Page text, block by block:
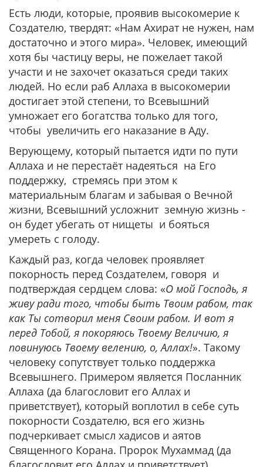
Есть люди, которые, проявив высокомерие к
Создателю, твердят: «Нам Ахират не нужен, нам
достаточно и этого мира». Человек, имеющий
хотя бы частицу веры, не пожелает такой
участи и не захочет оказаться среди таких
людей. Но если раб Аллаха в высокомерии
достигает этой степени, то Всевышний
умножает его богатства только для того,
чтобы увеличить его наказание в Аду.
Верующему, который пытается идти по пути
Аллаха и не перестаёт надеяться на Его
поддержку, стремясь при этом к
материальным благам и забывая о Вечной
жизни, Всевышний усложнит земную жизнь -
он будет убегать от нищеты и бояться
умереть с голоду.
Каждый раз, когда человек проявляет
покорность перед Создателем, говоря и
подтверждая сердцем слова: «О мой Господь, я
живу ради того, чтобы быть Твоим рабом, так
как Ты сотворил меня Своим рабом. И вот я
перед Тобой, я покоряюсь Твоему Величию, я
повинуюсь Твоему велению, о, Аллах!». Такому
человеку сопутствует только поддержка
Всевышнего. Примером является Посланник
Аллаха (да благословит его Аллах и
приветствует), который воплотил в себе суть
покорности Создателю, вся его жизнь
подчеркивает смысл хадисов и аятов
Священного Корана. Пророк Мухаммад (да